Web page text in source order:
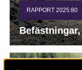
RAPPORT 2025:80